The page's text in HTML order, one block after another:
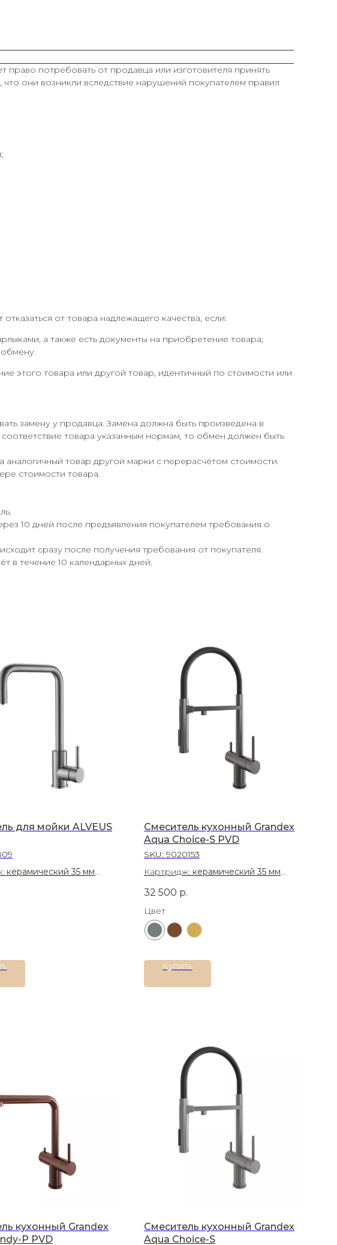
потребовать от продавца или изготовителя принять
они возникли вследствие нарушений покупателем правил
от товара надлежащего качества, если:
а также есть документы на приобретение товара;
этого товара или другой товар, идентичный по стоимости или
замену у продавца. Замена должна быть произведена в
товара указанным нормам, то обмен должен быть
товар другой марки с перерасчётом стоимости.
стоимости товара.
10 дней после предъявления покупателем требования о
сразу после получения требования от покупателя.
в течение 10 календарных дней.
для мойки ALVEUS
керамический 35 мм
Смеситель кухонный Grandex
Aqua Choice-S PVD
SKU: 9020153
Картридж: керамический 35 мм
32 500 р.
Цвет
Купить
кухонный Grandex
P PVD
Смеситель кухонный Grandex
Aqua Choice-S